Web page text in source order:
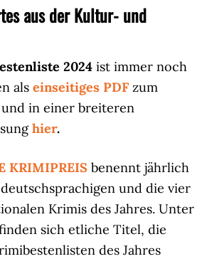
aus der Kultur- und
2024 ist immer noch
alseinseitiges PDF zum
in einer breiteren
hier.
KRIMIPREIS benennt jährlich
und die vier
Krimis des Jahres. Unter
sich etliche Titel, die
des Jahres